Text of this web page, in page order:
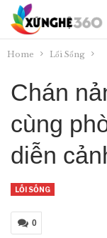
Home Lối Sống
Chán
cùng
diễn
LỐI SỐNG
0